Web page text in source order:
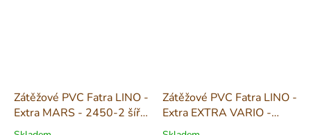
Zátěžové PVC Fatra LINO -
Extra MARS - 2450-2 šíře
2m
Zátěžové PVC Fatra LINO -
Extra EXTRA VARIO -
2013-12 šíře 1,5m